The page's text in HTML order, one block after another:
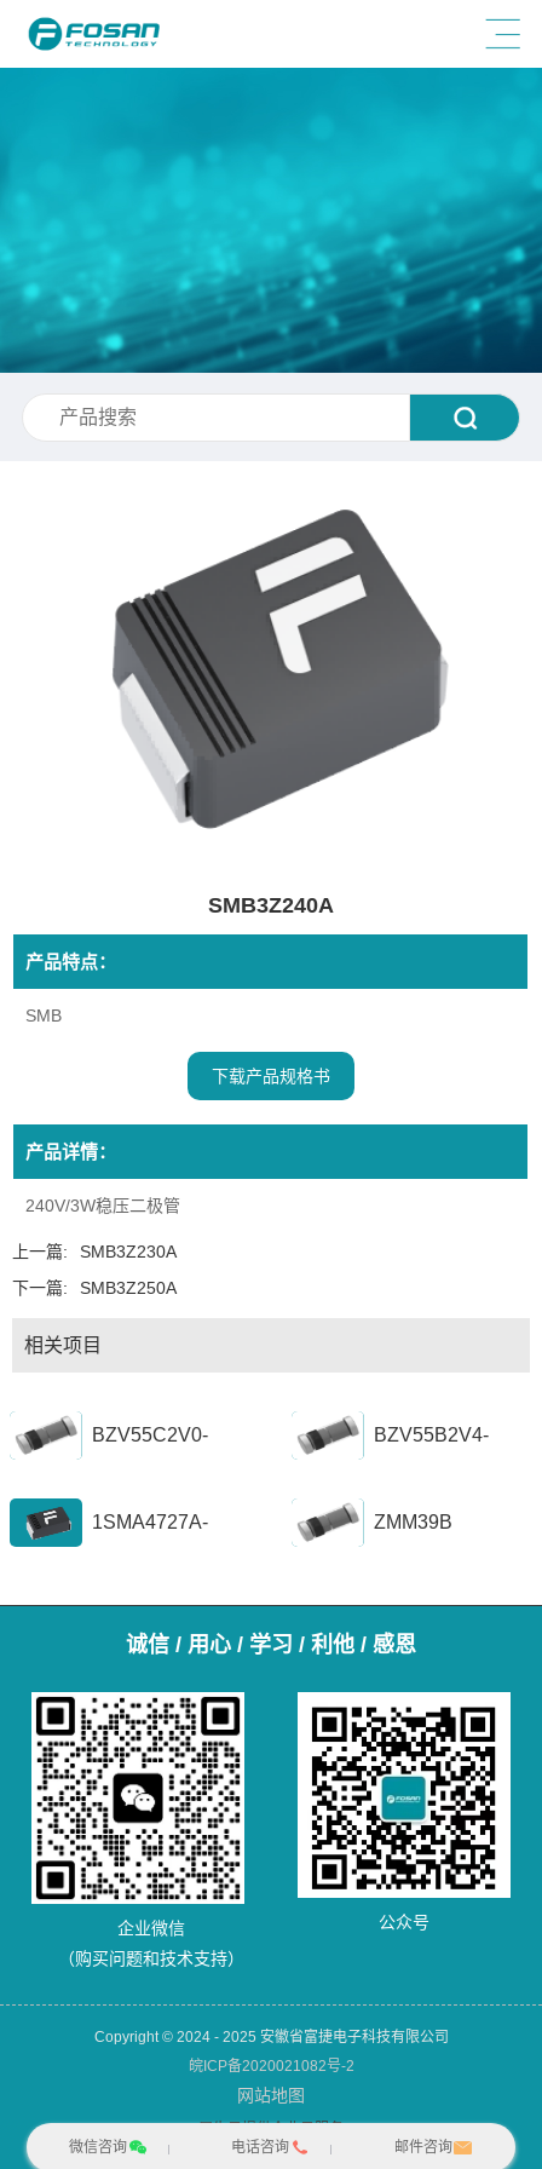
SMB3Z240A
产品特点：
SMB
下载产品规格书
产品详情：
240V/3W稳压二极管
上一篇:
SMB3Z230A
下一篇:
SMB3Z250A
相关项目
BZV55C2V0- BZV55B2V4-
1SMA4727A-
ZMM39B
诚信 / 用心 / 学习 / 利他 / 感恩
企业微信
（购买问题和技术支持）
公众号
Copyright © 2024 - 2025 安徽省富捷电子科技有限公司
皖ICP备2020021082号-2
网站地图
微信咨询
电话咨询 邮件咨询